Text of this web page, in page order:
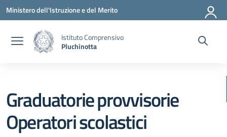
Vai ai contenuti
Vai al menu di navigazione
Vai al footer
Ministero dell'Istruzione e del Merito
Istituto Comprensivo
Pluchinotta
Graduatorie provvisorie
Operatori scolastici